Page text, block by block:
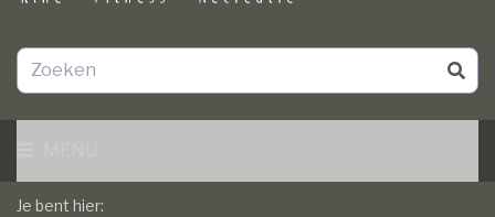
Je bent hier: